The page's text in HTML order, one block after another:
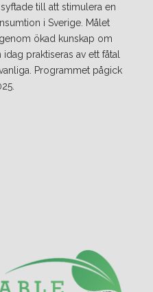
till att stimulera en
i Sverige. Målet
ökad kunskap om
praktiseras av ett fåtal
Programmet pågick